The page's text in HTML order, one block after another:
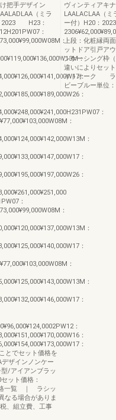
把手デザイン
（ミラ
2023 H23：
：
：
：
：
：
：
：
：
：
：
：
：
：
：
：
：
：
：
：
：
とでセット価格を
ザインノンケー
/アイアンブラッ
ット価格：
格一覧 ｜ ラシッ
なる場合がありま
、組立費、工事
ヴィンティアキ
LAALACLAA（
ー付）H20：
上段：化粧縁両
ットドア引戸ア
ンケーシング枠
違いによりセッ
イトオーク ラ
ビーブルー単位